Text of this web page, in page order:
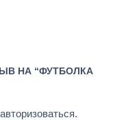
НА “ФУТБОЛКА
авторизоваться.